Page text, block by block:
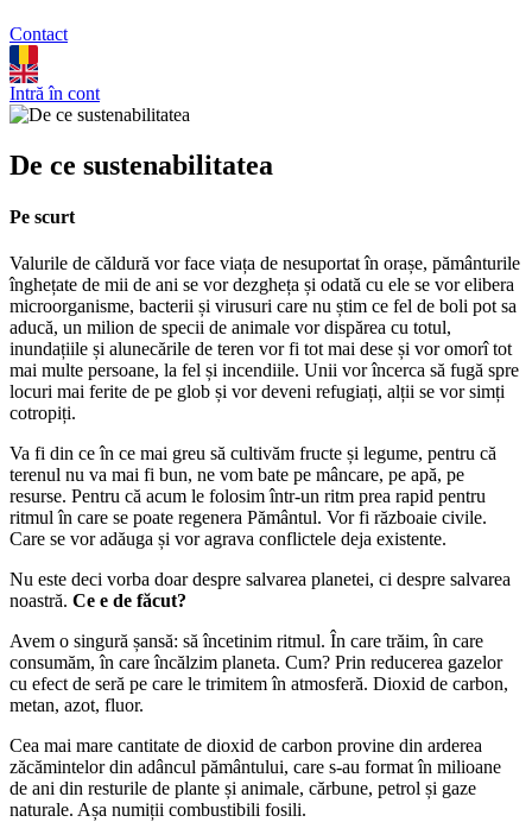
Contact
Intră în cont
De ce sustenabilitatea
Pe scurt
Valurile de căldură vor face viața de nesuportat în orașe, pământurile
înghețate de mii de ani se vor dezgheța și odată cu ele se vor elibera
microorganisme, bacterii și virusuri care nu știm ce fel de boli pot sa
aducă, un milion de specii de animale vor dispărea cu totul,
inundațiile și alunecările de teren vor fi tot mai dese și vor omorî tot
mai multe persoane, la fel și incendiile. Unii vor încerca să fugă spre
locuri mai ferite de pe glob și vor deveni refugiați, alții se vor simți
cotropiți.
Va fi din ce în ce mai greu să cultivăm fructe și legume, pentru că
terenul nu va mai fi bun, ne vom bate pe mâncare, pe apă, pe
resurse. Pentru că acum le folosim într-un ritm prea rapid pentru
ritmul în care se poate regenera Pământul. Vor fi războaie civile.
Care se vor adăuga și vor agrava conflictele deja existente.
Nu este deci vorba doar despre salvarea planetei, ci despre salvarea
noastră. Ce e de făcut?
Avem o singură șansă: să încetinim ritmul. În care trăim, în care
consumăm, în care încălzim planeta. Cum? Prin reducerea gazelor
cu efect de seră pe care le trimitem în atmosferă. Dioxid de carbon,
metan, azot, fluor.
Cea mai mare cantitate de dioxid de carbon provine din arderea
zăcămintelor din adâncul pământului, care s-au format în milioane
de ani din resturile de plante și animale, cărbune, petrol și gaze
naturale. Așa numiții combustibili fosili.